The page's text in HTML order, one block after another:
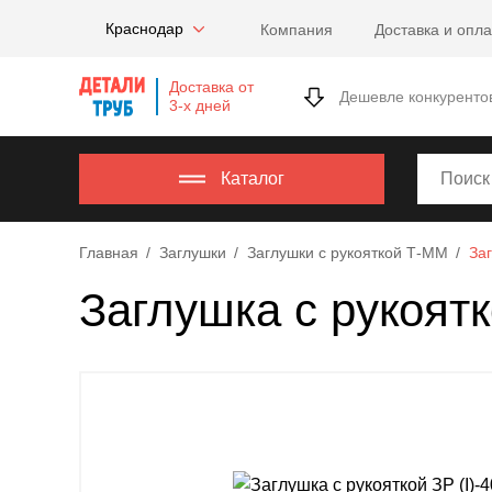
Краснодар Компания Доставка и
Доставка от
3-х дней
Дешевле
Каталог
Главная Заглушки Заглушки с рукояткой Т-ММ
Заглушка с
Московская